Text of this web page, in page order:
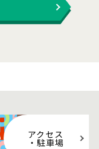
アクセス
・駐車場